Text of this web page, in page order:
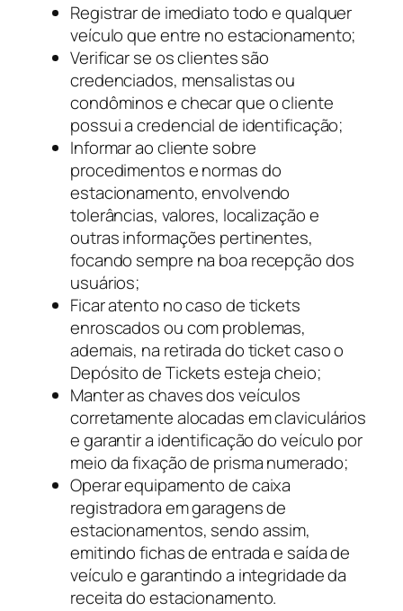
Registrar de imediato todo e qualquer
veículo que entre no estacionamento;
Verificar se os clientes são
credenciados, mensalistas ou
condôminos e checar que o cliente
possui a credencial de identificação;
Informar ao cliente sobre
procedimentos e normas do
estacionamento, envolvendo
tolerâncias, valores, localização e
outras informações pertinentes,
focando sempre na boa recepção dos
usuários;
Ficar atento no caso de tickets
enroscados ou com problemas,
ademais, na retirada do ticket caso o
Depósito de Tickets esteja cheio;
Manter as chaves dos veículos
corretamente alocadas em claviculários
e garantir a identificação do veículo por
meio da fixação de prisma numerado;
Operar equipamento de caixa
registradora em garagens de
estacionamentos, sendo assim,
emitindo fichas de entrada e saída de
veículo e garantindo a integridade da
receita do estacionamento.